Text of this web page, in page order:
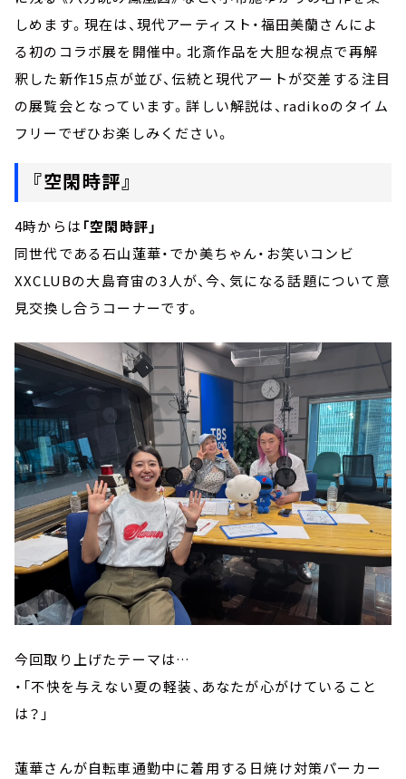
しめます。現在は、現代アーティスト・福田美蘭さんによ
る初のコラボ展を開催中。北斎作品を大胆な視点で再解
釈した新作15点が並び、伝統と現代アートが交差する注目
の展覧会となっています。詳しい解説は、radikoのタイム
フリーでぜひお楽しみください。
『空閑時評』
4時からは 「空閑時評」
同世代である石山蓮華・でか美ちゃん・お笑いコンビ
XXCLUBの大島育宙の3人が、今、気になる話題について意
見交換し合うコーナーです。
今回取り上げたテーマは…
・「不快を与えない夏の軽装、あなたが心がけていること
は？」
蓮華さんが自転車通勤中に着用する日焼け対策パーカー